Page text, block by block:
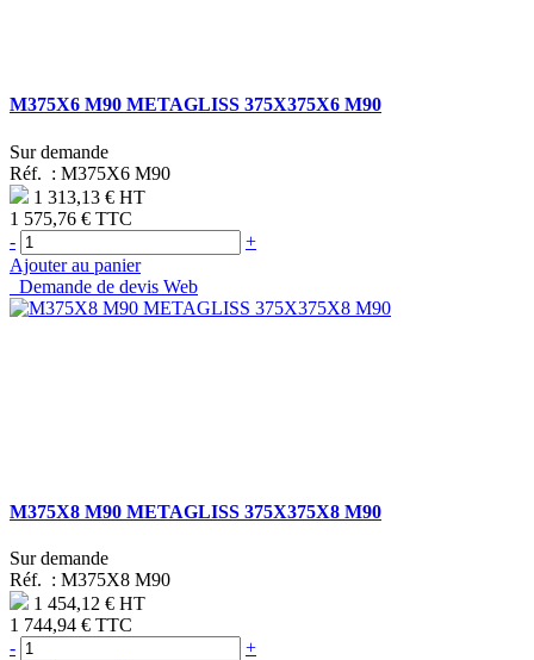
M375X6 M90 METAGLISS 375X375X6 M90
Sur demande
Réf. : M375X6 M90
1 313,13 € HT
1 575,76 € TTC
-
+
Ajouter au panier
Demande de devis Web
M375X8 M90 METAGLISS 375X375X8 M90
Sur demande
Réf. : M375X8 M90
1 454,12 € HT
1 744,94 € TTC
-
+